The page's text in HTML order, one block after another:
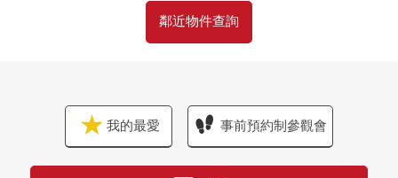
鄰近物件查詢
我的最愛 事前預約制參觀會